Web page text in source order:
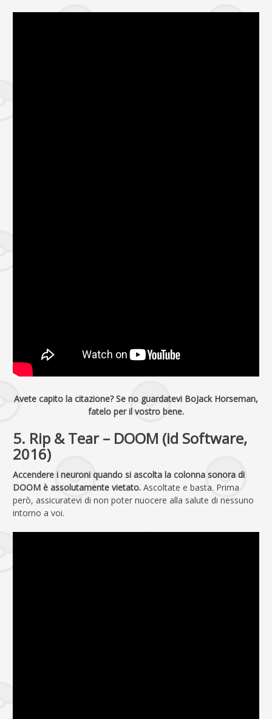
Avete capito la citazione? Se no guardatevi BoJack Horseman,
fatelo per il vostro bene.
5. Rip & Tear – DOOM (id Software,
2016)
Accendere i neuroni quando si ascolta la colonna sonora di
DOOM è assolutamente vietato. Ascoltate e basta. Prima
però, assicuratevi di non poter nuocere alla salute di nessuno
intorno a voi.